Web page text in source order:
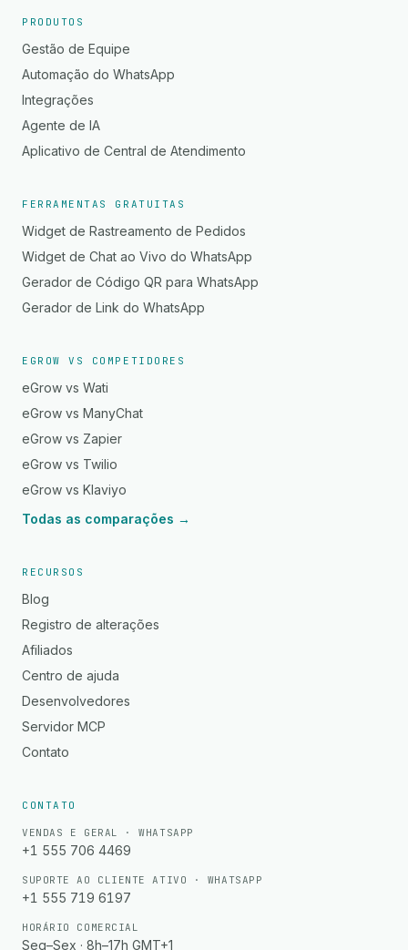
PRODUTOS
Gestão de Equipe
Automação do WhatsApp
Integrações
Agente de IA
Aplicativo de Central de Atendimento
FERRAMENTAS GRATUITAS
Widget de Rastreamento de Pedidos
Widget de Chat ao Vivo do WhatsApp
Gerador de Código QR para WhatsApp
Gerador de Link do WhatsApp
EGROW VS COMPETIDORES
eGrow vs Wati
eGrow vs ManyChat
eGrow vs Zapier
eGrow vs Twilio
eGrow vs Klaviyo
Todas as comparações →
RECURSOS
Blog
Registro de alterações
Afiliados
Centro de ajuda
Desenvolvedores
Servidor MCP
Contato
CONTATO
VENDAS E GERAL · WHATSAPP
+1 555 706 4469
SUPORTE AO CLIENTE ATIVO · WHATSAPP
+1 555 719 6197
HORÁRIO COMERCIAL
Seg–Sex · 8h–17h GMT+1